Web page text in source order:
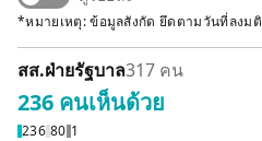
*หมายเหตุ: ข้อมูลสังกัด ยึดตามวันที่ลงมติ
สส.ฝ่ายรัฐบาล317 คน
236 คนเห็นด้วย
236 80 1
เห็นด้วย 236 คน